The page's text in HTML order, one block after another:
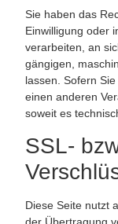
Sie haben das
Einwilligung oder
verarbeiten, an
gängigen,
lassen. Sofern
einen anderen
soweit es
SSL-
Diese Seite nutzt